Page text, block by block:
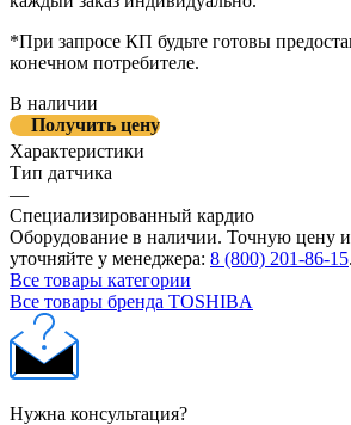
*При запросе КП будьте готовы
конечном потребителе.
В наличии
Получить цену
Характеристики
Тип датчика
—
Специализированный кардио
Оборудование в наличии. Точную цену и
уточняйте у менеджера: 8 (800) 201-86-15.
Все товары категории
Все товары бренда TOSHIBA
Нужна консультация?